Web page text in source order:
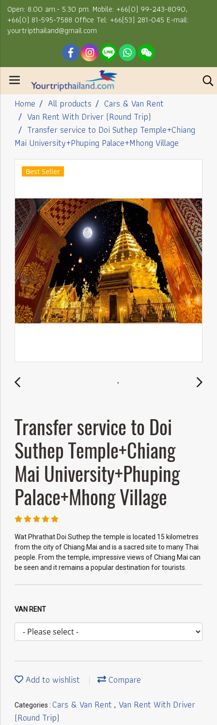
Open: 8.00 am.- 5.30 pm. Mobile: +66(0) 99-243-8090,
+66(0) 81-595-7588 Office Tel: +66(53) 281-045 E-mail:
yourtripthailand@gmail.com
Home All products
Cars & Van Rent
Van Rent With Driver (Round Trip)
Transfer service to Doi Suthep Temple+Chiang
Mai University+Phuping Palace+Mhong Village
Best Seller
Transfer service to Doi
Suthep Temple+Chiang
Mai University+Phuping
Palace+Mhong Village
Wat Phrathat Doi Suthep the temple is located 15 kilometres
from the city of Chiang Mai and is a sacred site to many Thai
people. From the temple, impressive views of Chiang Mai can
be seen and it remains a popular destination for tourists.
VAN RENT
Add to wishlist Compare
Categories : Cars & Van Rent , Van Rent With Driver
(Round Trip)